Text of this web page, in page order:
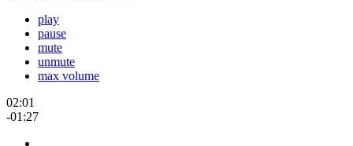
play
pause
mute
unmute
max volume
02:01
-01:27